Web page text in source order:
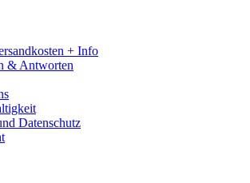
+ Info
& Antworten
Datenschutz